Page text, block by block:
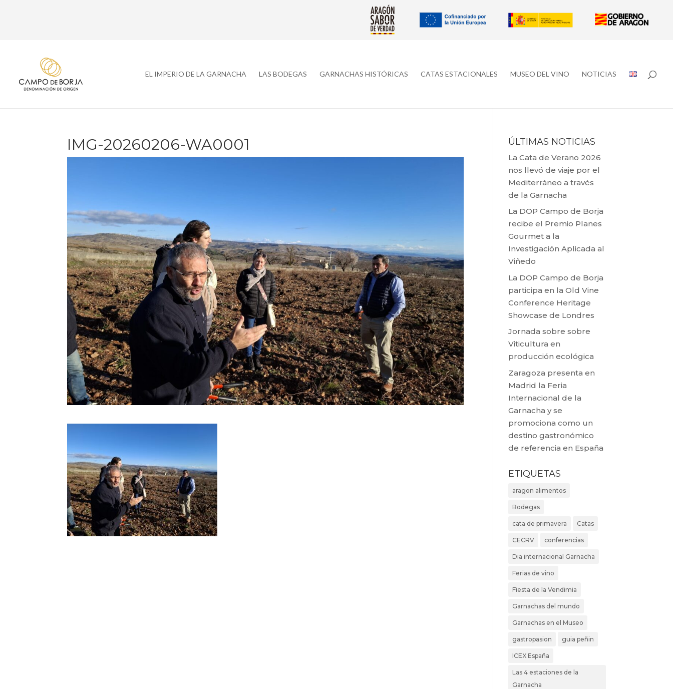
EL IMPERIO DE LA GARNACHA LAS BODEGAS GARNACHAS HISTÓRICAS CATAS ESTACIONALES MUSEO DEL VINO NOTICIAS
IMG-20260206-WA0001 ÚLTIMAS NOTICIAS
La Cata de Verano 2026
nos llevó de viaje por el
Mediterráneo a través
de la Garnacha
La DOP Campo de Borja
recibe el Premio Planes
Gourmet a la
Investigación Aplicada al
Viñedo
La DOP Campo de Borja
participa en la Old Vine
Conference Heritage
Showcase de Londres
Jornada sobre sobre
Viticultura en
producción ecológica
Zaragoza presenta en
Madrid la Feria
Internacional de la
Garnacha y se
promociona como un
destino gastronómico
de referencia en España
ETIQUETAS
aragon alimentos
Bodegas
cata de primavera Catas
CECRV conferencias
Dia internacional Garnacha
Ferias de vino
Fiesta de la Vendimia
Garnachas del mundo
Garnachas en el Museo
gastropasion guia peñin
ICEX España
Las 4 estaciones de la
Garnacha